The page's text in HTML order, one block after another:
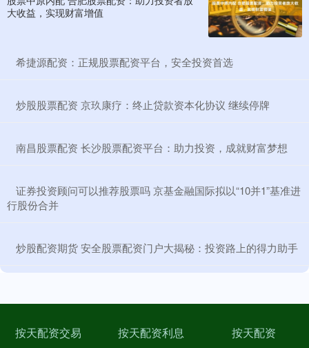
大收益，实现财富增值
​希捷源配资：正规股票配资平台，安全投资首选
​炒股股票配资 京玖康疗：终止贷款资本化协议 继续停牌
​南昌股票配资 长沙股票配资平台：助力投资，成就财富梦想
​证券投资顾问可以推荐股票吗 京基金融国际拟以“10并1”基准进
行股份合并
​炒股配资期货 安全股票配资门户大揭秘：投资路上的得力助手
按天配资交易 按天配资利息 按天配资